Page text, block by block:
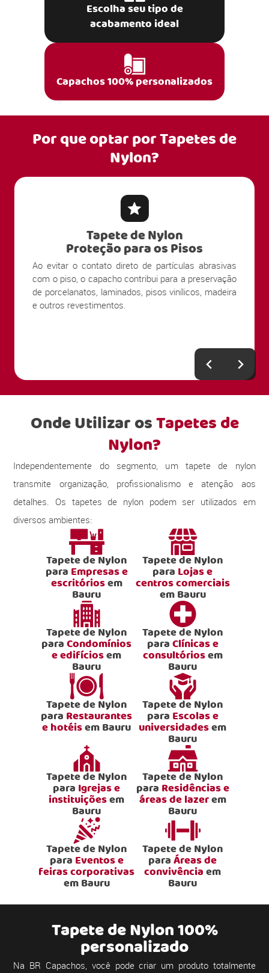
Escolha seu tipo de
acabamento ideal
Capachos 100% personalizados
Por que optar porTapetes de
Nylon?
Tapete de Nylon
Proteção para os Pisos
Ao evitar o contato direto de partículas abrasivas
com o piso, o capacho contribui para a preservação
de porcelanatos, laminados, pisos vinílicos, madeira
e outros revestimentos.
Onde Utilizar osTapetes de
Nylon?
Independentemente do segmento, um tapete de nylon
transmite organização, profissionalismo e atenção aos
detalhes. Os tapetes de nylon podem ser utilizados em
diversos ambientes:
Tapete de Nylon
para Empresas e
escritóriosem
Bauru
Tapete de Nylon
para Lojas e
centros comerciais
em Bauru
Tapete de Nylon
paraCondomínios
e edifíciosem
Bauru
Tapete de Nylon
paraClínicas e
consultóriosem
Bauru
Tapete de Nylon
para Restaurantes
e hotéisem Bauru
Tapete de Nylon
para Escolas e
universidadesem
Bauru
Tapete de Nylon
para Igrejas e
instituiçõesem
Bauru
Tapete de Nylon
para Residências e
áreas de lazerem
Bauru
Tapete de Nylon
para Eventos e
feiras corporativas
em Bauru
Tapete de Nylon
paraÁreas de
convivênciaem
Bauru
Tapete de Nylon 100%
personalizado
Na BR Capachos, você pode criar um produto totalmente